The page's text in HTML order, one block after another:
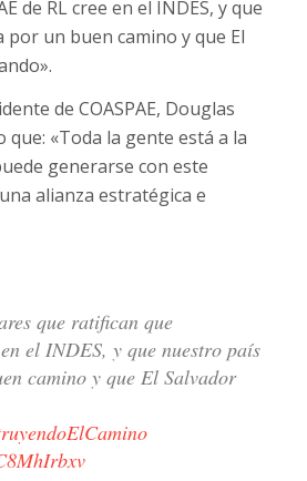
de RL cree en el INDES, y que
un buen camino y que El
de COASPAE, Douglas
que: «Toda la gente está a la
generarse con este
alianza estratégica e
que ratifican que
el INDES, y que nuestro país
camino y que El Salvador